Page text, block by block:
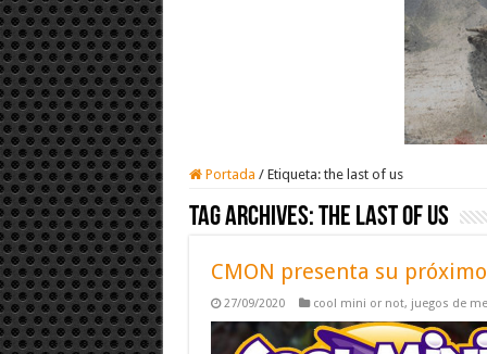
Portada / Etiqueta: the last of us
Tag Archives:the last of us
CMON presenta su
27/09/2020 cool mini or not, juegos de